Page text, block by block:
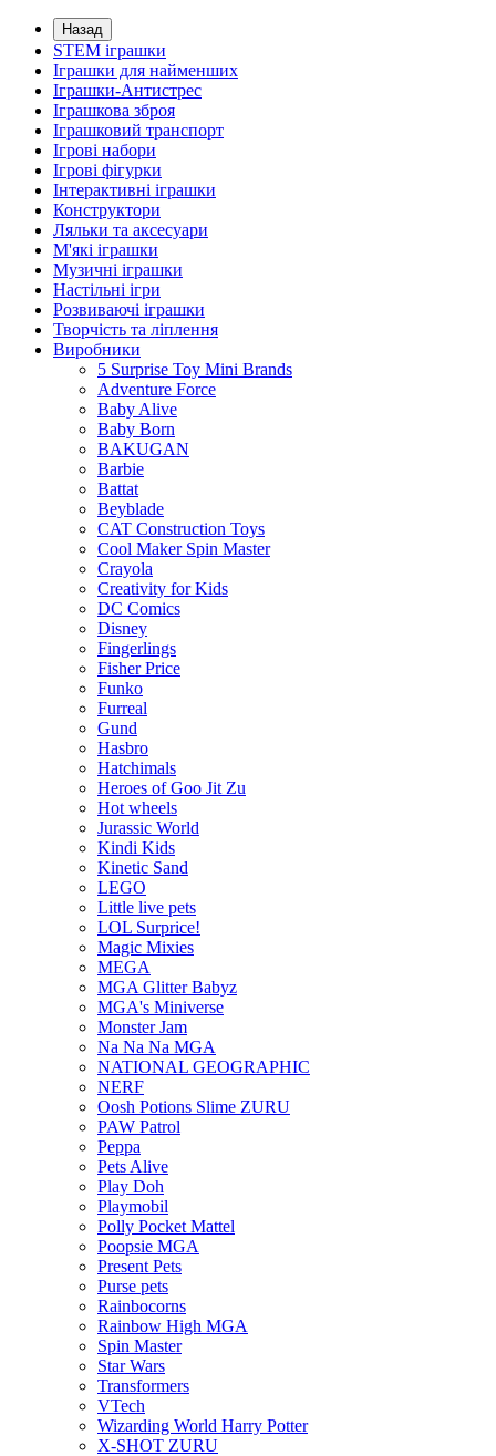
Назад
STEM іграшки
Іграшки для найменших
Іграшки-Антистрес
Іграшкова зброя
Іграшковий транспорт
Ігрові набори
Ігрові фігурки
Інтерактивні іграшки
Конструктори
Ляльки та аксесуари
М'які іграшки
Музичні іграшки
Настільні iгри
Розвиваючі іграшки
Творчість та ліплення
Виробники
5 Surprise Toy Mini Brands
Adventure Force
Baby Alive
Baby Born
BAKUGAN
Barbie
Battat
Beyblade
CAT Construction Toys
Cool Maker Spin Master
Crayola
Creativity for Kids
DC Comics
Disney
Fingerlings
Fisher Price
Funko
Furreal
Gund
Hasbro
Hatchimals
Heroes of Goo Jit Zu
Hot wheels
Jurassic World
Kindi Kids
Kinetic Sand
LEGO
Little live pets
LOL Surprice!
Magic Mixies
MEGA
MGA Glitter Babyz
MGA's Miniverse
Monster Jam
Na Na Na MGA
NATIONAL GEOGRAPHIC
NERF
Oosh Potions Slime ZURU
PAW Patrol
Peppa
Pets Alive
Play Doh
Playmobil
Polly Pocket Mattel
Poopsie MGA
Present Pets
Purse pets
Rainbocorns
Rainbow High MGA
Spin Master
Star Wars
Transformers
VTech
Wizarding World Harry Potter
X-SHOT ZURU